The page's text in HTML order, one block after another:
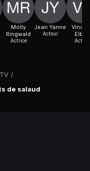
/
de salaud
Molly
Ringwald
Actrice
Jean Yanne
Acteur
Elbaz
Acteur